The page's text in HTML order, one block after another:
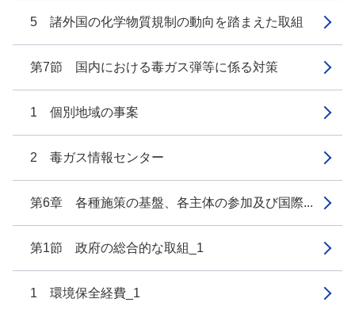
5 諸外国の化学物質規制の動向を踏まえた取組
第7節 国内における毒ガス弾等に係る対策
1 個別地域の事案
2 毒ガス情報センター
第6章 各種施策の基盤、各主体の参加及び国際...
第1節 政府の総合的な取組_1
1 環境保全経費_1